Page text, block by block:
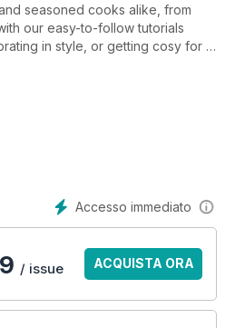
seasoned cooks alike, from
our easy-to-follow tutorials
in style, or getting cosy for a
Accesso immediato
/ issue ACQUISTA ORA